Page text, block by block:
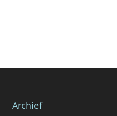
Archief